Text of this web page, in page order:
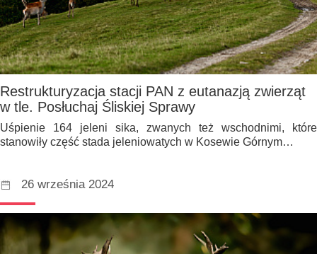
Restrukturyzacja stacji PAN z eutanazją zwierząt
w tle. Posłuchaj Śliskiej Sprawy
Uśpienie 164 jeleni sika, zwanych też wschodnimi, które
stanowiły część stada jeleniowatych w Kosewie Górnym…
26 września 2024